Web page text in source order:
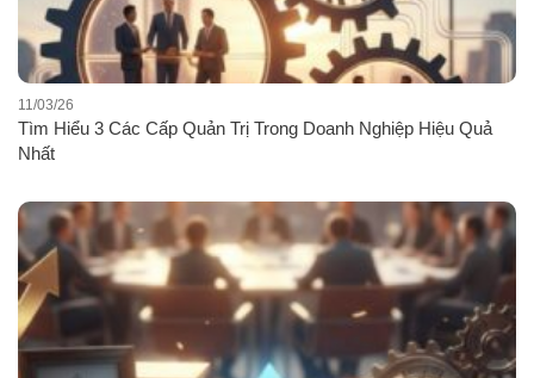
Tìm Hiểu 3 Các Cấp Quản Trị Trong Doanh Nghiệp Hiệu Quả
Nhất
11/03/26